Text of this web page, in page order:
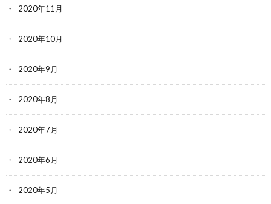
2020年11月
2020年10月
2020年9月
2020年8月
2020年7月
2020年6月
2020年5月